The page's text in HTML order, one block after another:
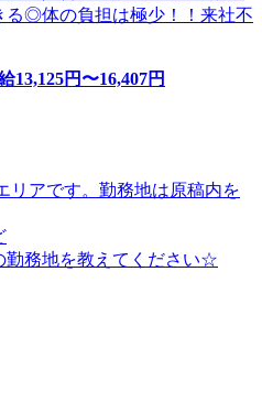
る◎体の負担は極少！！来社不
13,125円〜16,407円
リアです。勤務地は原稿内を
務地を教えてください☆